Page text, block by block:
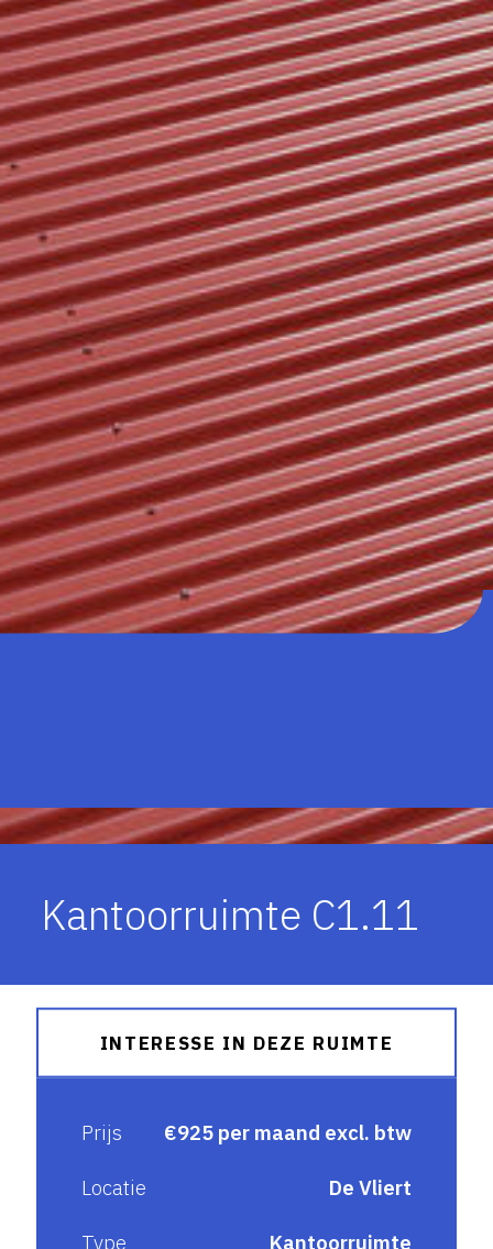
Kantoorruimte C1.11
INTERESSE IN DEZE RUIMTE
Prijs €925 per maand excl. btw
Locatie De Vliert
Type Kantoorruimte